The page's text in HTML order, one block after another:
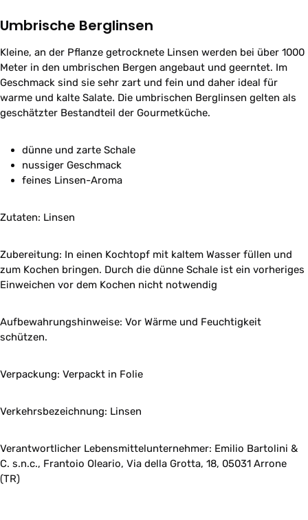
Umbrische Berglinsen
Kleine, an der Pflanze getrocknete Linsen werden bei über 1000
Meter in den umbrischen Bergen angebaut und geerntet. Im
Geschmack sind sie sehr zart und fein und daher ideal für
warme und kalte Salate. Die umbrischen Berglinsen gelten als
geschätzter Bestandteil der Gourmetküche.
dünne und zarte Schale
nussiger Geschmack
feines Linsen-Aroma
Zutaten: Linsen
Zubereitung: In einen Kochtopf mit kaltem Wasser füllen und
zum Kochen bringen. Durch die dünne Schale ist ein vorheriges
Einweichen vor dem Kochen nicht notwendig
Aufbewahrungshinweise: Vor Wärme und Feuchtigkeit
schützen.
Verpackung: Verpackt in Folie
Verkehrsbezeichnung: Linsen
Verantwortlicher Lebensmittelunternehmer: Emilio Bartolini &
C. s.n.c., Frantoio Oleario, Via della Grotta, 18, 05031 Arrone
(TR)